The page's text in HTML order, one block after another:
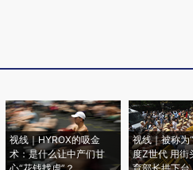
视线｜HYROX的吸金
术：是什么让中产们甘
视线｜被称为
度Z世代 用街